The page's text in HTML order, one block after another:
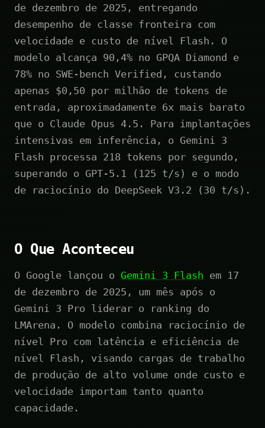
de dezembro de 2025, entregando
desempenho de classe fronteira com
velocidade e custo de nível Flash. O
modelo alcança 90,4% no GPQA Diamond e
78% no SWE-bench Verified, custando
apenas $0,50 por milhão de tokens de
entrada, aproximadamente 6x mais barato
que o Claude Opus 4.5. Para implantações
intensivas em inferência, o Gemini 3
Flash processa 218 tokens por segundo,
superando o GPT-5.1 (125 t/s) e o modo
de raciocínio do DeepSeek V3.2 (30 t/s).
O Que Aconteceu
O Google lançou o Gemini 3 Flash em 17
de dezembro de 2025, um mês após o
Gemini 3 Pro liderar o ranking do
LMArena. O modelo combina raciocínio de
nível Pro com latência e eficiência de
nível Flash, visando cargas de trabalho
de produção de alto volume onde custo e
velocidade importam tanto quanto
capacidade.